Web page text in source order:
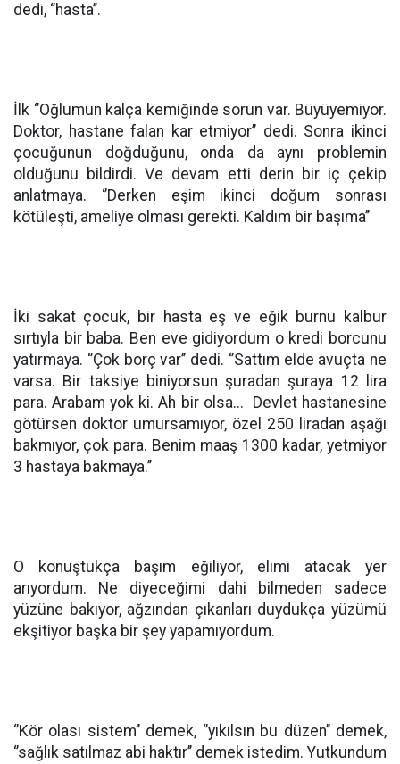
dedi, ‘’hasta’’.
İlk ‘’Oğlumun kalça kemiğinde sorun var. Büyüyemiyor.
Doktor, hastane falan kar etmiyor’’ dedi. Sonra ikinci
çocuğunun doğduğunu, onda da aynı problemin
olduğunu bildirdi. Ve devam etti derin bir iç çekip
anlatmaya. ‘’Derken eşim ikinci doğum sonrası
kötüleşti, ameliye olması gerekti. Kaldım bir başıma’’
İki sakat çocuk, bir hasta eş ve eğik burnu kalbur
sırtıyla bir baba. Ben eve gidiyordum o kredi borcunu
yatırmaya. ‘’Çok borç var’’ dedi. ‘’Sattım elde avuçta ne
varsa. Bir taksiye biniyorsun şuradan şuraya 12 lira
para. Arabam yok ki. Ah bir olsa... Devlet hastanesine
götürsen doktor umursamıyor, özel 250 liradan aşağı
bakmıyor, çok para. Benim maaş 1300 kadar, yetmiyor
3 hastaya bakmaya.’’
O konuştukça başım eğiliyor, elimi atacak yer
arıyordum. Ne diyeceğimi dahi bilmeden sadece
yüzüne bakıyor, ağzından çıkanları duydukça yüzümü
ekşitiyor başka bir şey yapamıyordum.
‘’Kör olası sistem’’ demek, ‘’yıkılsın bu düzen’’ demek,
‘’sağlık satılmaz abi haktır’’ demek istedim. Yutkundum